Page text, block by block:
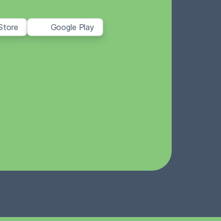
Google Play